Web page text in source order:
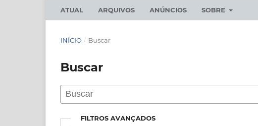
ATUAL ARQUIVOS ANÚNCIOS SOBRE
INÍCIO / Buscar
Buscar
FILTROS AVANÇADOS